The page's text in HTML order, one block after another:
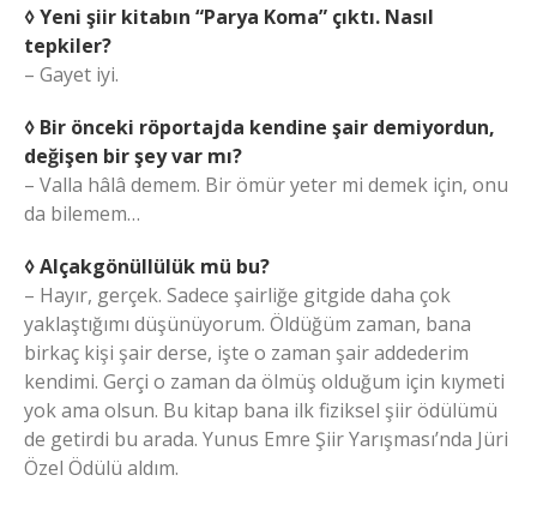
◊ Yeni şiir kitabın “Parya Koma” çıktı. Nasıl
tepkiler?
– Gayet iyi.
◊ Bir önceki röportajda kendine şair demiyordun,
değişen bir şey var mı?
– Valla hâlâ demem. Bir ömür yeter mi demek için, onu
da bilemem…
◊ Alçakgönüllülük mü bu?
– Hayır, gerçek. Sadece şairliğe gitgide daha çok
yaklaştığımı düşünüyorum. Öldüğüm zaman, bana
birkaç kişi şair derse, işte o zaman şair addederim
kendimi. Gerçi o zaman da ölmüş olduğum için kıymeti
yok ama olsun. Bu kitap bana ilk fiziksel şiir ödülümü
de getirdi bu arada. Yunus Emre Şiir Yarışması’nda Jüri
Özel Ödülü aldım.